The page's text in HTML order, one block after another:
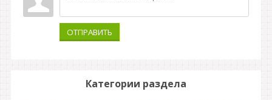
ОТПРАВИТЬ
Категории раздела